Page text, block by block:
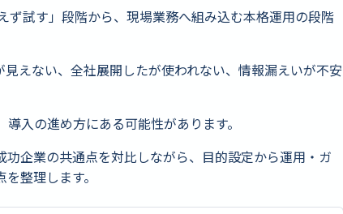
ず試す」段階から、現場業務へ組み込む本格運用の段階
えない、全社展開したが使われない、情報漏えいが不安
入の進め方にある可能性があります。
企業の共通点を対比しながら、目的設定から運用・ガ
整理します。